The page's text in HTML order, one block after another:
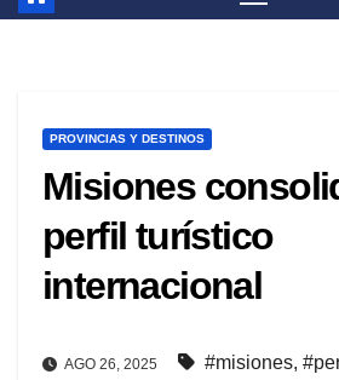
PROVINCIAS Y DESTINOS
Misiones
perfil turístico
internacional
AGO 26, 2025 #misiones,